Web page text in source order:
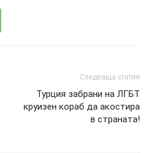
Следваща статия
Турция забрани на ЛГБТ
круизен кораб да акостира
в страната!